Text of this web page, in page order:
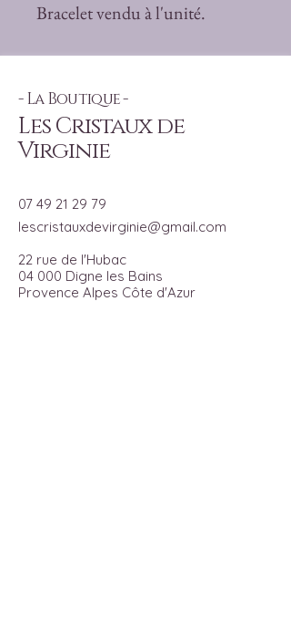
Bracelet vendu à l'unité.
- La Boutique -
Les Cristaux de
Virginie
07 49 21 29 79
lescristauxdevirginie@gmail.com
22 rue de l'Hubac
04 000 Digne les Bains
Provence Alpes Côte d'Azur